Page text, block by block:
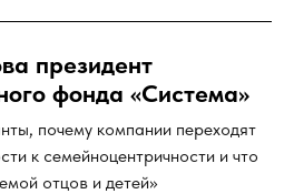
президент
фонда «Система»
почему компании переходят
к семейноцентричности и что
отцов и детей»